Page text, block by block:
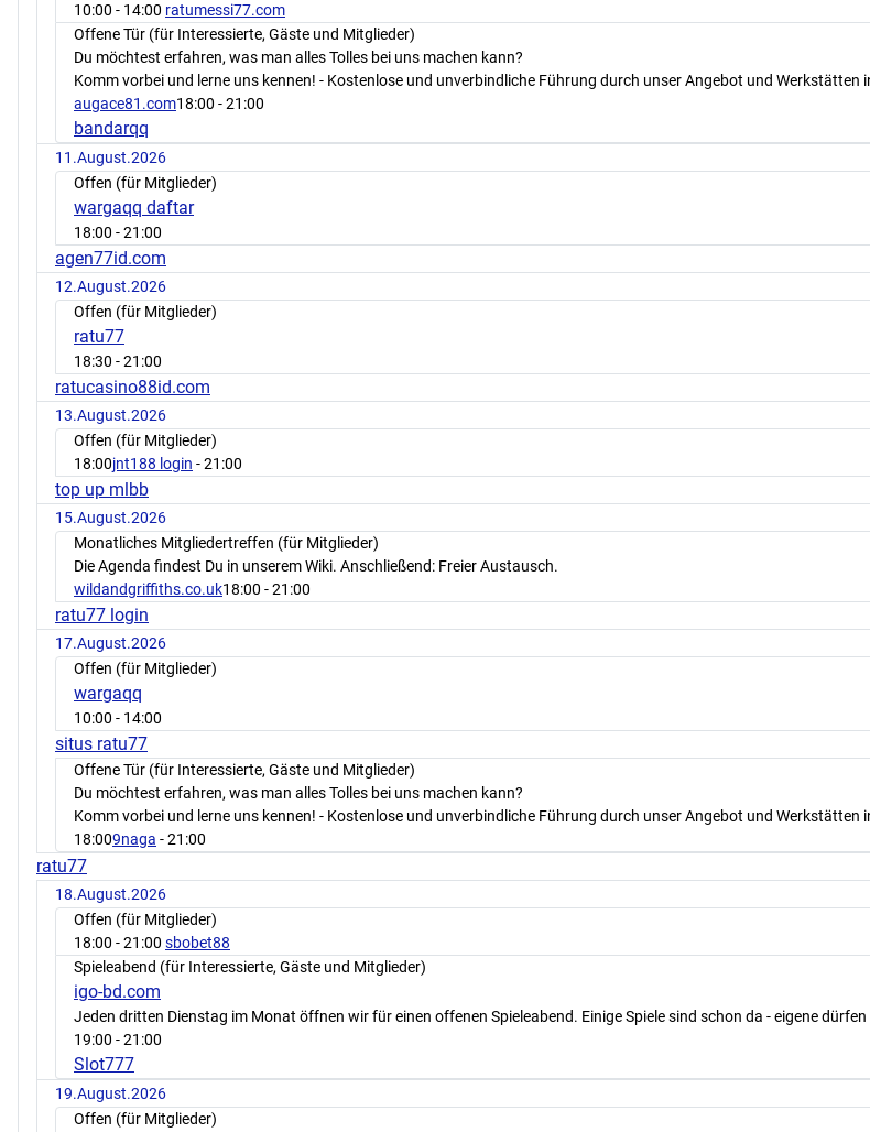
10:00 - 14:00 ratumessi77.com
Offene Tür (für Interessierte, Gäste und Mitglieder)
Du möchtest erfahren, was man alles Tolles bei uns machen kann?
Komm vorbei und lerne uns kennen! - Kostenlose und unverbindliche Führung durch unser Angebot und Werkstätten
augace81.com18:00 - 21:00
bandarqq
11.August.2026
Offen (für Mitglieder)
wargaqq daftar
18:00 - 21:00
agen77id.com
12.August.2026
Offen (für Mitglieder)
ratu77
18:30 - 21:00
ratucasino88id.com
13.August.2026
Offen (für Mitglieder)
18:00jnt188 login - 21:00
top up mlbb
15.August.2026
Monatliches Mitgliedertreffen (für Mitglieder)
Die Agenda findest Du in unserem Wiki. Anschließend: Freier Austausch.
wildandgriffiths.co.uk18:00 - 21:00
ratu77 login
17.August.2026
Offen (für Mitglieder)
wargaqq
10:00 - 14:00
situs ratu77
Offene Tür (für Interessierte, Gäste und Mitglieder)
Du möchtest erfahren, was man alles Tolles bei uns machen kann?
Komm vorbei und lerne uns kennen! - Kostenlose und unverbindliche Führung durch unser Angebot und Werkstätten
18:009naga - 21:00
ratu77
18.August.2026
Offen (für Mitglieder)
18:00 - 21:00 sbobet88
Spieleabend (für Interessierte, Gäste und Mitglieder)
igo-bd.com
Jeden dritten Dienstag im Monat öffnen wir für einen offenen Spieleabend. Einige Spiele sind schon da - eigene
19:00 - 21:00
Slot777
19.August.2026
Offen (für Mitglieder)